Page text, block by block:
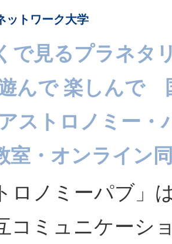
ットワーク大学
で見るプラネタ
んで 楽しんで
ストロノミー・
・オンライン
ロノミーパブ」
コミュニケーシ